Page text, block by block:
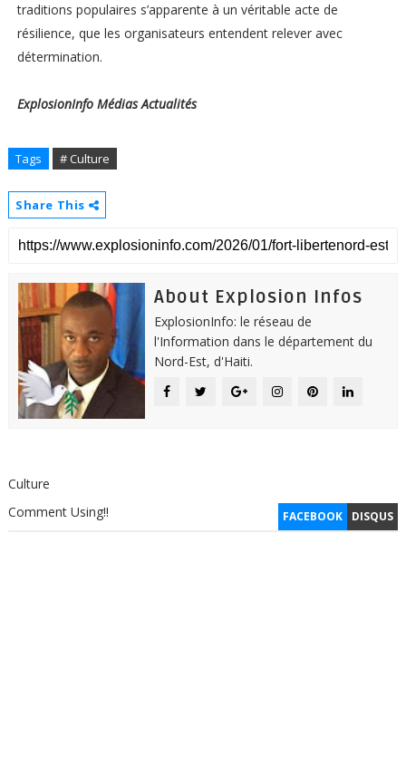
traditions populaires s’apparente à un véritable acte de
résilience, que les organisateurs entendent relever avec
détermination.
ExplosionInfo Médias Actualités
Tags # Culture
Share This
About Explosion Infos
ExplosionInfo: le réseau de
l'Information dans le département du
Nord-Est, d'Haiti.
Culture
FACEBOOK DISQUS
Comment Using!!